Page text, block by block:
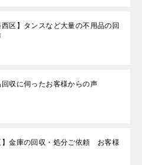
西区】タンスなど大量の不用品の回
収に伺ったお客様からの声
】金庫の回収・処分ご依頼 お客様